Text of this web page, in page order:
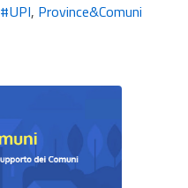
#UPI, Province&Comuni